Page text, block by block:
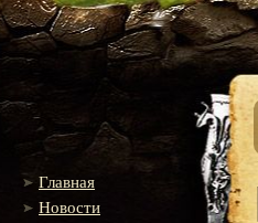
Главная
Новости